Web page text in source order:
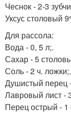
Чеснок - 2-3
Уксус столовый
Для рассола:
Вода - 0, 5 л;.
Сахар - 5
Соль - 2 ч. ложки;.
Душистый перец
Лавровый лист -
Перец острый - 1